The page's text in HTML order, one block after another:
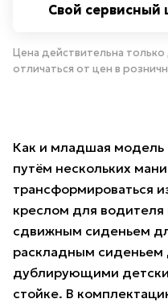
Свой сервисный
Цена действительна
отличаться от цен в
Как и младшая модель
путём нескольких
трансформироваться
креслом для
сдвижным сиденьем
раскладным сиденьем
дублирующими
стойке. В